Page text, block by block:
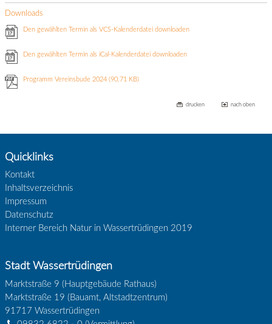
Downloads
Den gewählten Termin als VCS-Kalenderdatei downloaden
Den gewählten Termin als iCal-Kalenderdatei downloaden
Programm Vereinsbude 2024(90.71 KB)
drucken nach oben
Quicklinks
Kontakt
Inhaltsverzeichnis
Impressum
Datenschutz
Interner Bereich Natur in Wassertrüdingen 2019
Stadt Wassertrüdingen
Marktstraße 9 (Hauptgebäude Rathaus)
Marktstraße 19 (Bauamt, Altstadtzentrum)
91717 Wassertrüdingen